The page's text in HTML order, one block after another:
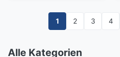
1 2 3 4
Alle Kategorien